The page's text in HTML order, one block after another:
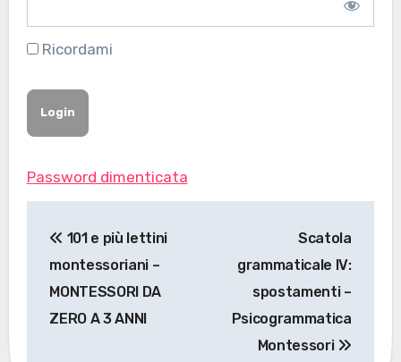
Ricordami
Password dimenticata
articoli
101 e più lettini
montessoriani –
MONTESSORI DA
ZERO A 3 ANNI
Scatola
grammaticale IV:
spostamenti –
Psicogrammatica
Montessori